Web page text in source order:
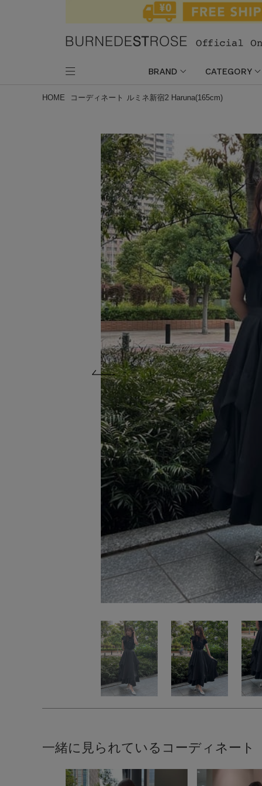
BRAND CATEGORY
HOME コーディネート ルミネ新宿2 Haruna(165cm)
一緒に見られているコーディネート